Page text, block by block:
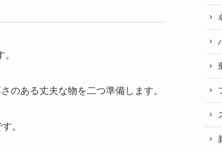
のある丈夫な物を二つ準備します。
。